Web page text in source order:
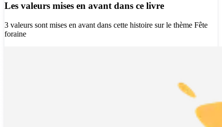
Les valeurs mises en avant dans ce livre
3 valeurs sont mises en avant dans cette histoire sur le thème Fête
foraine